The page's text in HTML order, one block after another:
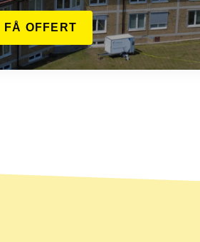
FÅ OFFERT